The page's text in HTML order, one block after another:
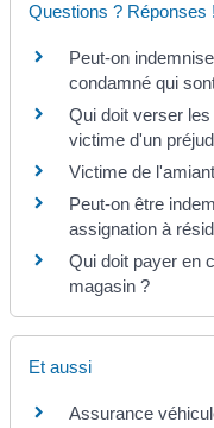
Questions ? Réponses !
Peut-on
condamné qui
Qui doit verser
victime d'un
Victime de
Peut-on être
assignation à
Qui doit payer en
magasin ?
Et aussi
Assurance